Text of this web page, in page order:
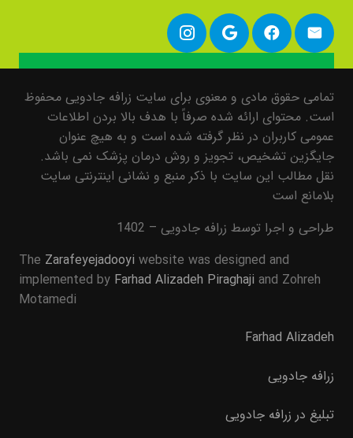
تمامی حقوق مادی و معنوی برای سایت زرافه جادویی محفوظ
است. محتوای ارائه شده صرفاً با هدف بالا بردن اطلاعات
عمومی کاربران در نظر گرفته شده است و به هیچ عنوان
جایگزین تشخیص، تجویز و روش درمان پزشک نمی باشد.
نقل مطالب این سایت با ذکر منبع و نشانی اینترنتی سایت
بلامانع است
طراحی و اجرا توسط زرافه جادویی – 1402
The Zarafeyejadooyi website was designed and
implemented by Farhad Alizadeh Piraghaji and Zohreh
Motamedi
Farhad Alizadeh
زرافه جادویی
تبلیغ در زرافه جادویی